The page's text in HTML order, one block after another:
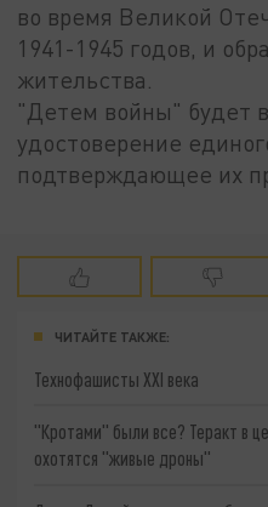
во время Великой
1941-1945 годов, и
жительства.
"Детем войны" будет
удостоверение
подтверждающее их
ЧИТАЙТЕ ТАКЖЕ:
Технофашисты XXI века
"Кротами" были все? Теракт в
охотятся "живые дроны"